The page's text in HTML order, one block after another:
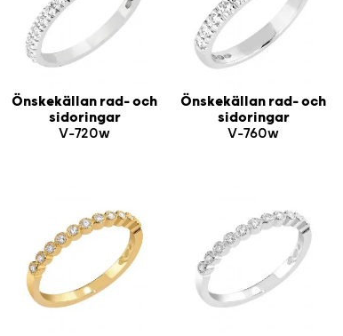
Önskekällan rad- och
sidoringar
V-720w
Önskekällan rad- och
sidoringar
V-760w